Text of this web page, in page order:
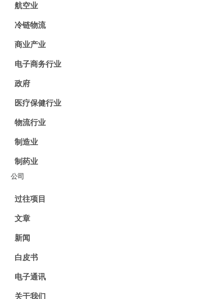
航空业
冷链物流
商业产业
电子商务行业
政府
医疗保健行业
物流行业
制造业
制药业
公司
过往项目
文章
新闻
白皮书
电子通讯
关于我们